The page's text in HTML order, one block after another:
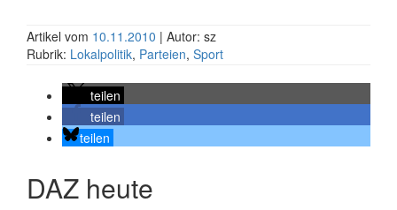
Artikel vom 10.11.2010 | Autor: sz
Rubrik: Lokalpolitik, Parteien, Sport
teilen
teilen
teilen
DAZ heute